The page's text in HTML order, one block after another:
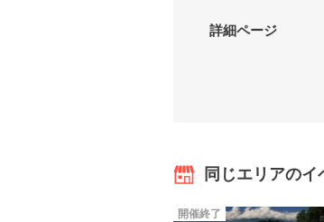
詳細ページ
同じエリアのイ
開催終了